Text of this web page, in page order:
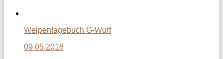
Welpentagebuch G-Wurf
09.05.2018